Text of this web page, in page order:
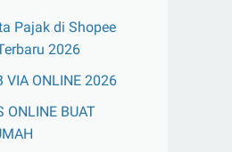
Pajak di Shopee
2026
VIA ONLINE 2026
ONLINE BUAT